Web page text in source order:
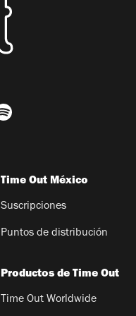
Time Out México
Suscripciones
Puntos de distribución
Productos de Time Out
Time Out Worldwide